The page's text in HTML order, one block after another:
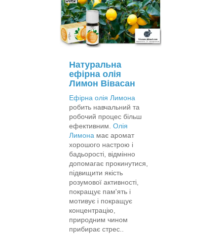
Натуральна
ефірна олія
Лимон Вівасан
Ефірна олія Лимона
робить навчальний та
робочий процес більш
ефективним.​​​ Олія
Лимона має аромат
хорошого настрою і
бадьорості, відмінно
допомагає прокинутися,
підвищити якість
розумової активності,
покращує пам'ять і
мотивує і покращує
концентрацію,
природним чином
прибирає стрес..